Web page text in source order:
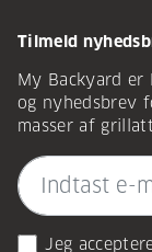
Tilmeld
My Backyard er
og nyhedsbrev
masser af
Jeg